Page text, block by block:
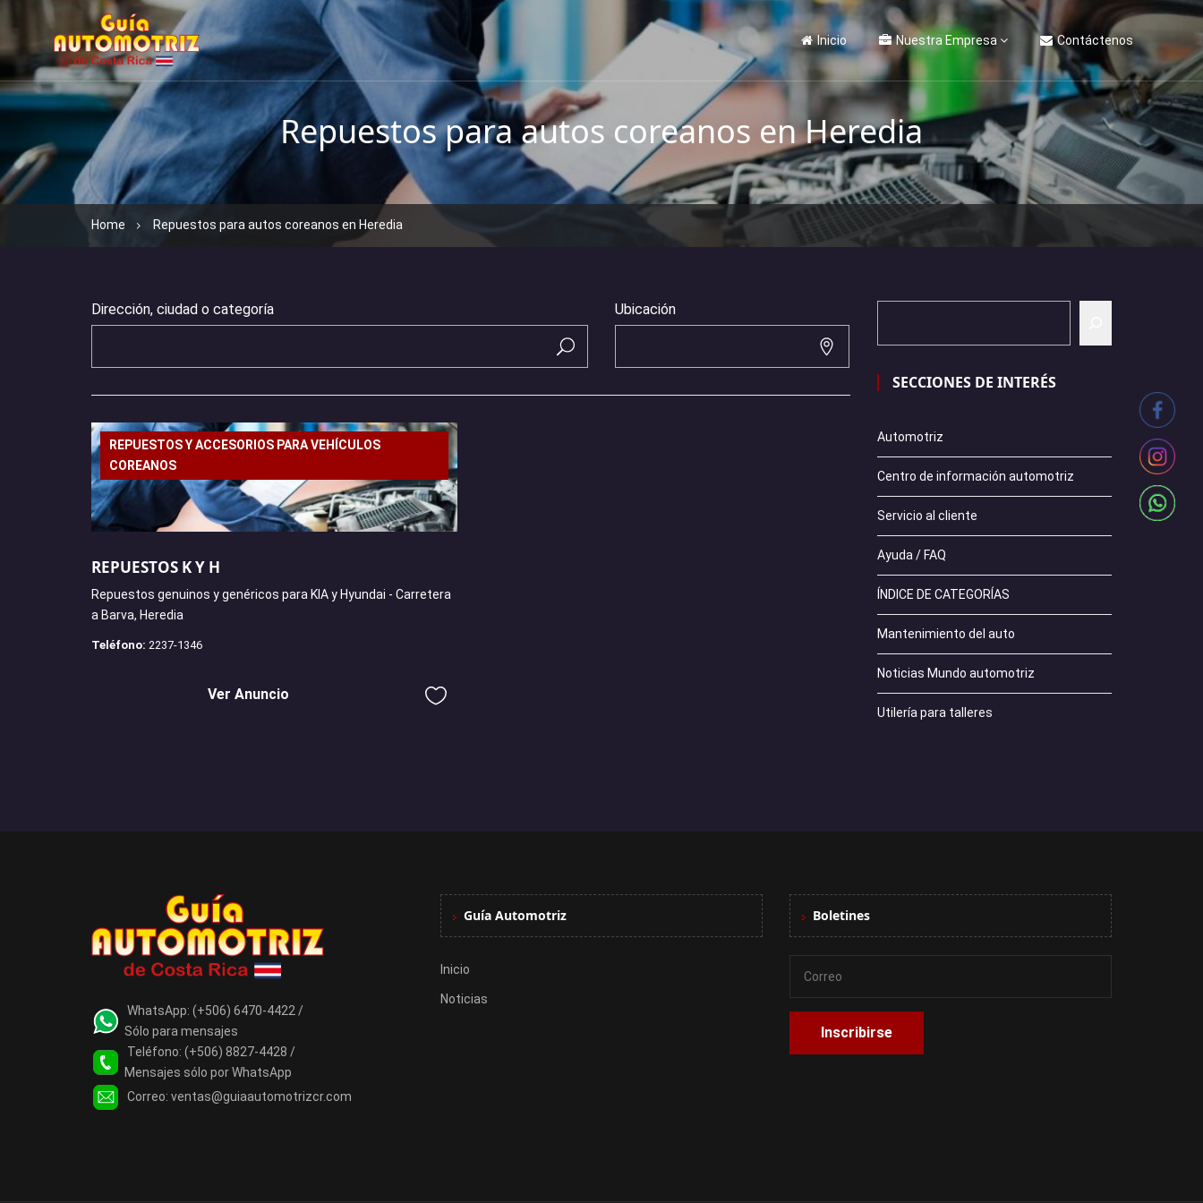
Inicio Nuestra Empresa Contáctenos
Repuestos para autos coreanos en Heredia
Home Repuestos para autos coreanos en Heredia
Dirección, ciudad o categoría Ubicación
REPUESTOS Y ACCESORIOS PARA VEHÍCULOS
COREANOS
REPUESTOS K Y H
Repuestos genuinos y genéricos para KIA y Hyundai - Carretera
a Barva, Heredia
Teléfono: 2237-1346
Ver Anuncio
SECCIONES DE INTERÉS
Automotriz
Centro de información automotriz
Servicio al cliente
Ayuda / FAQ
ÍNDICE DE CATEGORÍAS
Mantenimiento del auto
Noticias Mundo automotriz
Utilería para talleres
WhatsApp: (+506) 6470-4422 /
Sólo para mensajes
Teléfono: (+506) 8827-4428 /
Mensajes sólo por WhatsApp
Correo: ventas@guiaautomotrizcr.com
Guía Automotriz
Inicio
Noticias
Boletines